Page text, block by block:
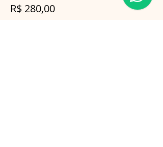
R$ 280,00